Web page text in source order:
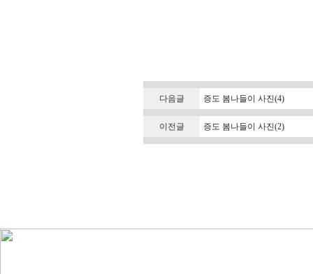
다음글 증도 봄나들이 사진(4)
이전글 증도 봄나들이 사진(2)